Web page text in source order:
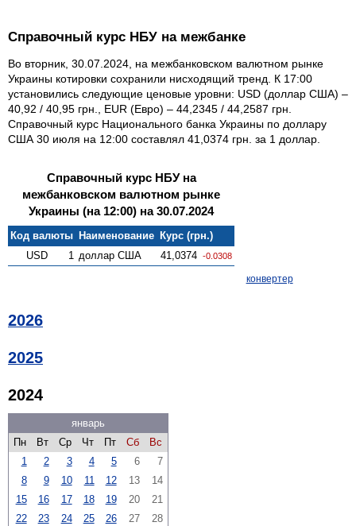
Справочный курс НБУ на межбанке
Во вторник, 30.07.2024, на межбанковском валютном рынке
Украины котировки сохранили нисходящий тренд. К 17:00
установились следующие ценовые уровни: USD (доллар США) –
40,92 / 40,95 грн., EUR (Евро) – 44,2345 / 44,2587 грн.
Справочный курс Национального банка Украины по доллару
США 30 июля на 12:00 составлял 41,0374 грн. за 1 доллар.
Справочный курс НБУ на
межбанковском валютном рынке
Украины (на 12:00) на 30.07.2024
Код валюты Наименование Курс (грн.)
USD
1 доллар США 41,0374 -0.0308
конвертер
2026
2025
2024
январь
Пн
Вт Ср Чт Пт Сб
Вс
1
2 3 4 5 6
7
8
9 10 11 12 13
14
15
16 17 18 19 20
21
22
23 24 25 26 27
28